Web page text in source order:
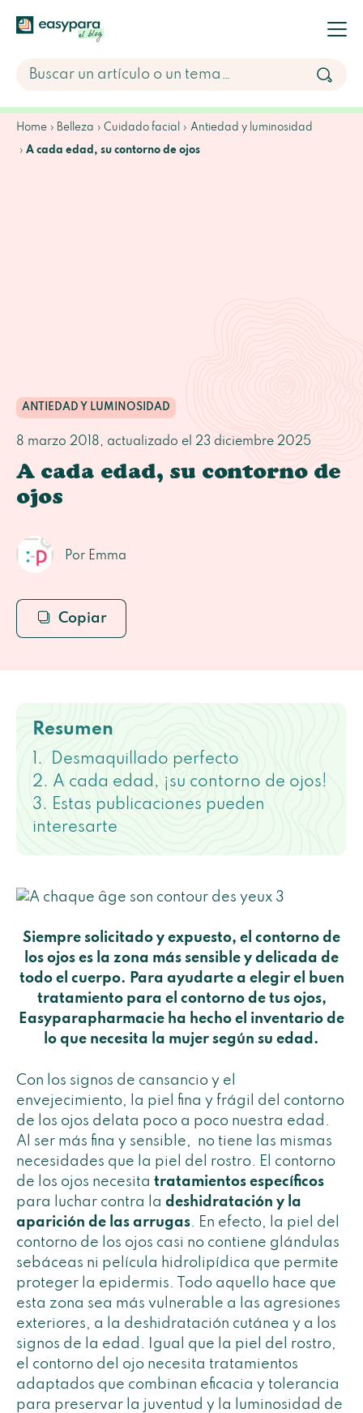
Home Belleza Cuidado facial Antiedad y luminosidad
A cada edad, su contorno de ojos
ANTIEDAD Y LUMINOSIDAD
8 marzo 2018, actualizado el 23 diciembre 2025
A cada edad, su contorno de
ojos
Por Emma
Copiar
Resumen
Desmaquillado perfecto
A cada edad, ¡su contorno de ojos!
Estas publicaciones pueden
interesarte
Siempre solicitado y expuesto, el contorno de
los ojos es la zona más sensible y delicada de
todo el cuerpo. Para ayudarte a elegir el buen
tratamiento para el contorno de tus ojos,
Easyparapharmacie ha hecho el inventario de
lo que necesita la mujer según su edad.
Con los signos de cansancio y el
envejecimiento, la piel fina y frágil del contorno
de los ojos delata poco a poco nuestra edad.
Al ser más fina y sensible, no tiene las mismas
necesidades que la piel del rostro. El contorno
de los ojos necesita tratamientos específicos
para luchar contra la deshidratación y la
aparición de las arrugas. En efecto, la piel del
contorno de los ojos casi no contiene glándulas
sebáceas ni película hidrolipídica que permite
proteger la epidermis. Todo aquello hace que
esta zona sea más vulnerable a las agresiones
exteriores, a la deshidratación cutánea y a los
signos de la edad. Igual que la piel del rostro,
el contorno del ojo necesita tratamientos
adaptados que combinan eficacia y tolerancia
para preservar la juventud y la luminosidad de